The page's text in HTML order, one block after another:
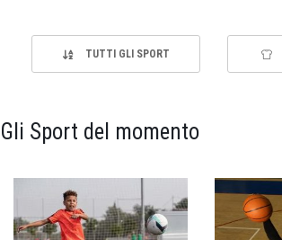
TUTTI GLI SPORT
Gli Sport del momento